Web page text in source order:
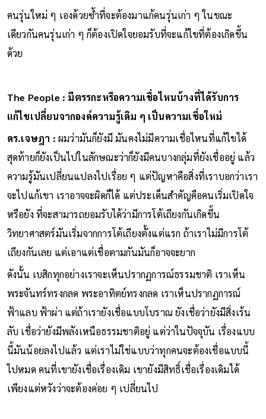
คนรุ่นใหม่ ๆ เองด้วยซ้ำที่จะต้องมาแก้คนรุ่นเก่า ๆ ในขณะ
เดียวกันคนรุ่นเก่า ๆ ก็ต้องเปิดใจยอมรับที่จะแก้ไขที่ต้องเกิดขึ้น
ด้วย
The People : มีตรรกะหรือความเชื่อไหนบ้างที่ได้รับการ
แก้ไขเปลี่ยนจากองค์ความรู้เดิม ๆ เป็นความเชื่อใหม่
ดร.เจษฎา : ผมว่ามันก็ยังมี มันคงไม่มีความเชื่อไหนที่แก้ไขได้
สุดท้ายก็ยังเป็นไปในลักษณะว่าก็ยังมีคนบางกลุ่มที่ยังเชื่ออยู่ แล้ว
ความรู้มันเปลี่ยนแปลงไปเรื่อย ๆ แต่ปัญหาคือสิ่งที่เราบอกว่าเรา
จะไปแก้เขา เราอาจจะผิดก็ได้ แต่ประเด็นสำคัญคือคนเริ่มเปิดใจ
หรือยัง ที่จะสามารถยอมรับได้ว่ามีการโต้เถียงกันเกิดขึ้น
วิทยาศาสตร์มันเริ่มจากการโต้เถียงตั้งแต่แรก ถ้าเราไม่มีการโต้
เถียงกันเลย แต่เอาแต่เชื่อตามกันมันก็อาจจะยาก
ดังนั้น เบสิกทุกอย่างเราจะเห็นปรากฏการณ์ธรรมชาติ เราเห็น
พระจันทร์ทรงกลด พระอาทิตย์ทรงกลด เราเห็นปรากฏการณ์
ฟ้าแลบ ฟ้าผ่า แต่ถ้าเรายังเชื่อแบบโบราณ ยังเชื่อว่ายังมีสิ่งเร้น
ลับ เชื่อว่ายังมีพลังเหนือธรรมชาติอยู่ แต่ว่าในปัจจุบัน เรื่องแบบ
นี้มันน้อยลงไปแล้ว แต่เราไม่ใช่แบบว่าทุกคนจะต้องเชื่อแบบนี้
ไปหมด คนที่เขายังเชื่อเรื่องเดิม เขายังมีสิทธิ์เชื่อเรื่องเดิมได้
เพียงแต่หวังว่าจะต้องค่อย ๆ เปลี่ยนไป